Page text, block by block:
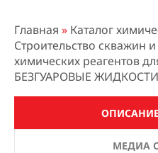
Главная » Каталог
Строительство скважин
химических реагентов
БЕЗГУАРОВЫЕ ЖИДКОСТИ
МЕДИА